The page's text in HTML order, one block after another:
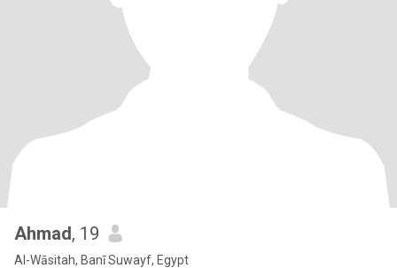
Ahmad, 19
Al-Wāsitah, Banī Suwayf, Egypt